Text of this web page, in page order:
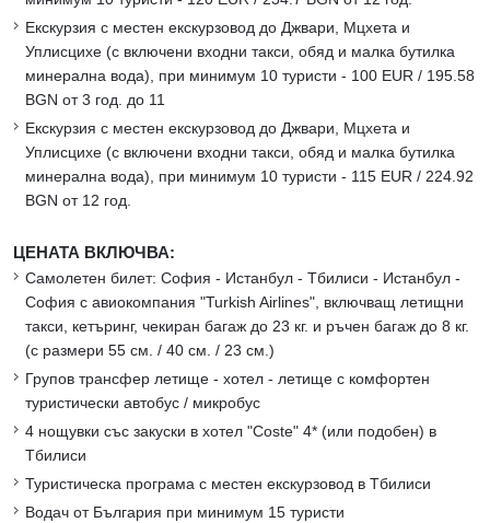
Екскурзия с местен екскурзовод до Джвари, Мцхета и
Уплисцихе (с включени входни такси, обяд и малка бутилка
минерална вода), при минимум 10 туристи - 100 EUR / 195.58
BGN от 3 год. до 11
Екскурзия с местен екскурзовод до Джвари, Мцхета и
Уплисцихе (с включени входни такси, обяд и малка бутилка
минерална вода), при минимум 10 туристи - 115 EUR / 224.92
BGN от 12 год.
ЦЕНАТА ВКЛЮЧВА:
Самолетен билет: София - Истанбул - Тбилиси - Истанбул -
София с авиокомпания "Turkish Airlines", включващ летищни
такси, кетъринг, чекиран багаж до 23 кг. и ръчен багаж до 8 кг.
(с размери 55 см. / 40 см. / 23 см.)
Групов трансфер летище - хотел - летище с комфортен
туристически автобус / микробус
4 нощувки със закуски в хотел "Coste" 4* (или подобен) в
Тбилиси
Туристическа програма с местен екскурзовод в Тбилиси
Водач от България при минимум 15 туристи